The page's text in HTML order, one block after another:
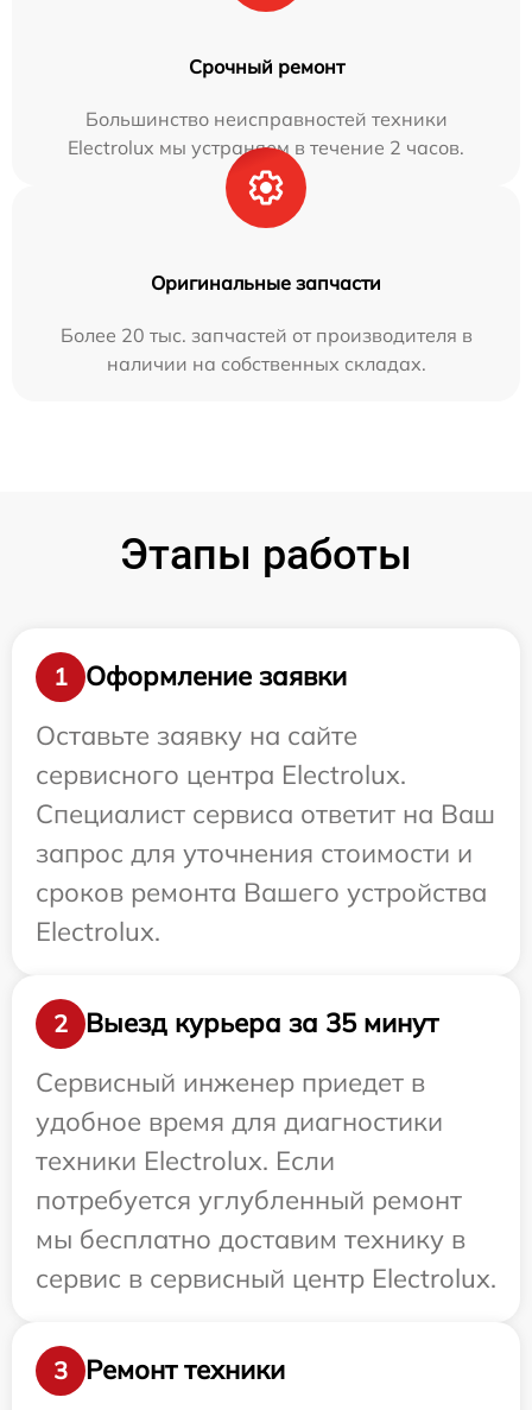
Срочный ремонт
Большинство неисправностей техники
Electrolux мы устраняем в течение 2 часов.
Оригинальные запчасти
Более 20 тыс. запчастей от производителя в
наличии на собственных складах.
Этапы работы
1
Оформление заявки
Оставьте заявку на сайте
сервисного центра Electrolux.
Специалист сервиса ответит на Ваш
запрос для уточнения стоимости и
сроков ремонта Вашего устройства
Electrolux.
2
Выезд курьера за 35 минут
Сервисный инженер приедет в
удобное время для диагностики
техники Electrolux. Если
потребуется углубленный ремонт
мы бесплатно доставим технику в
сервис в сервисный центр Electrolux.
3 Ремонт техники